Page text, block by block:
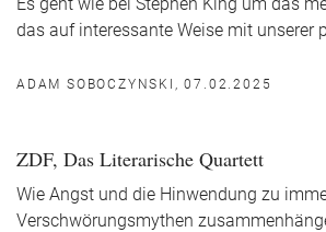
Es geht wie bei Stephen King um das
das auf interessante Weise mit unserer
ADAM SOBOCZYNSKI, 07.02.2025
ZDF, Das Literarische Quartett
Wie Angst und die Hinwendung zu
Verschwörungsmythen